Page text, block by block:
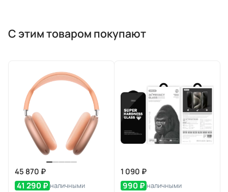
С этим товаром покупают
45 870 ₽
41 290 ₽ наличными
1 090 ₽
990 ₽ наличными